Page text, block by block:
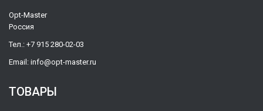
Opt-Master
Россия
Тел.: +7 915 280-02-03
Email: info@opt-master.ru
ТОВАРЫ